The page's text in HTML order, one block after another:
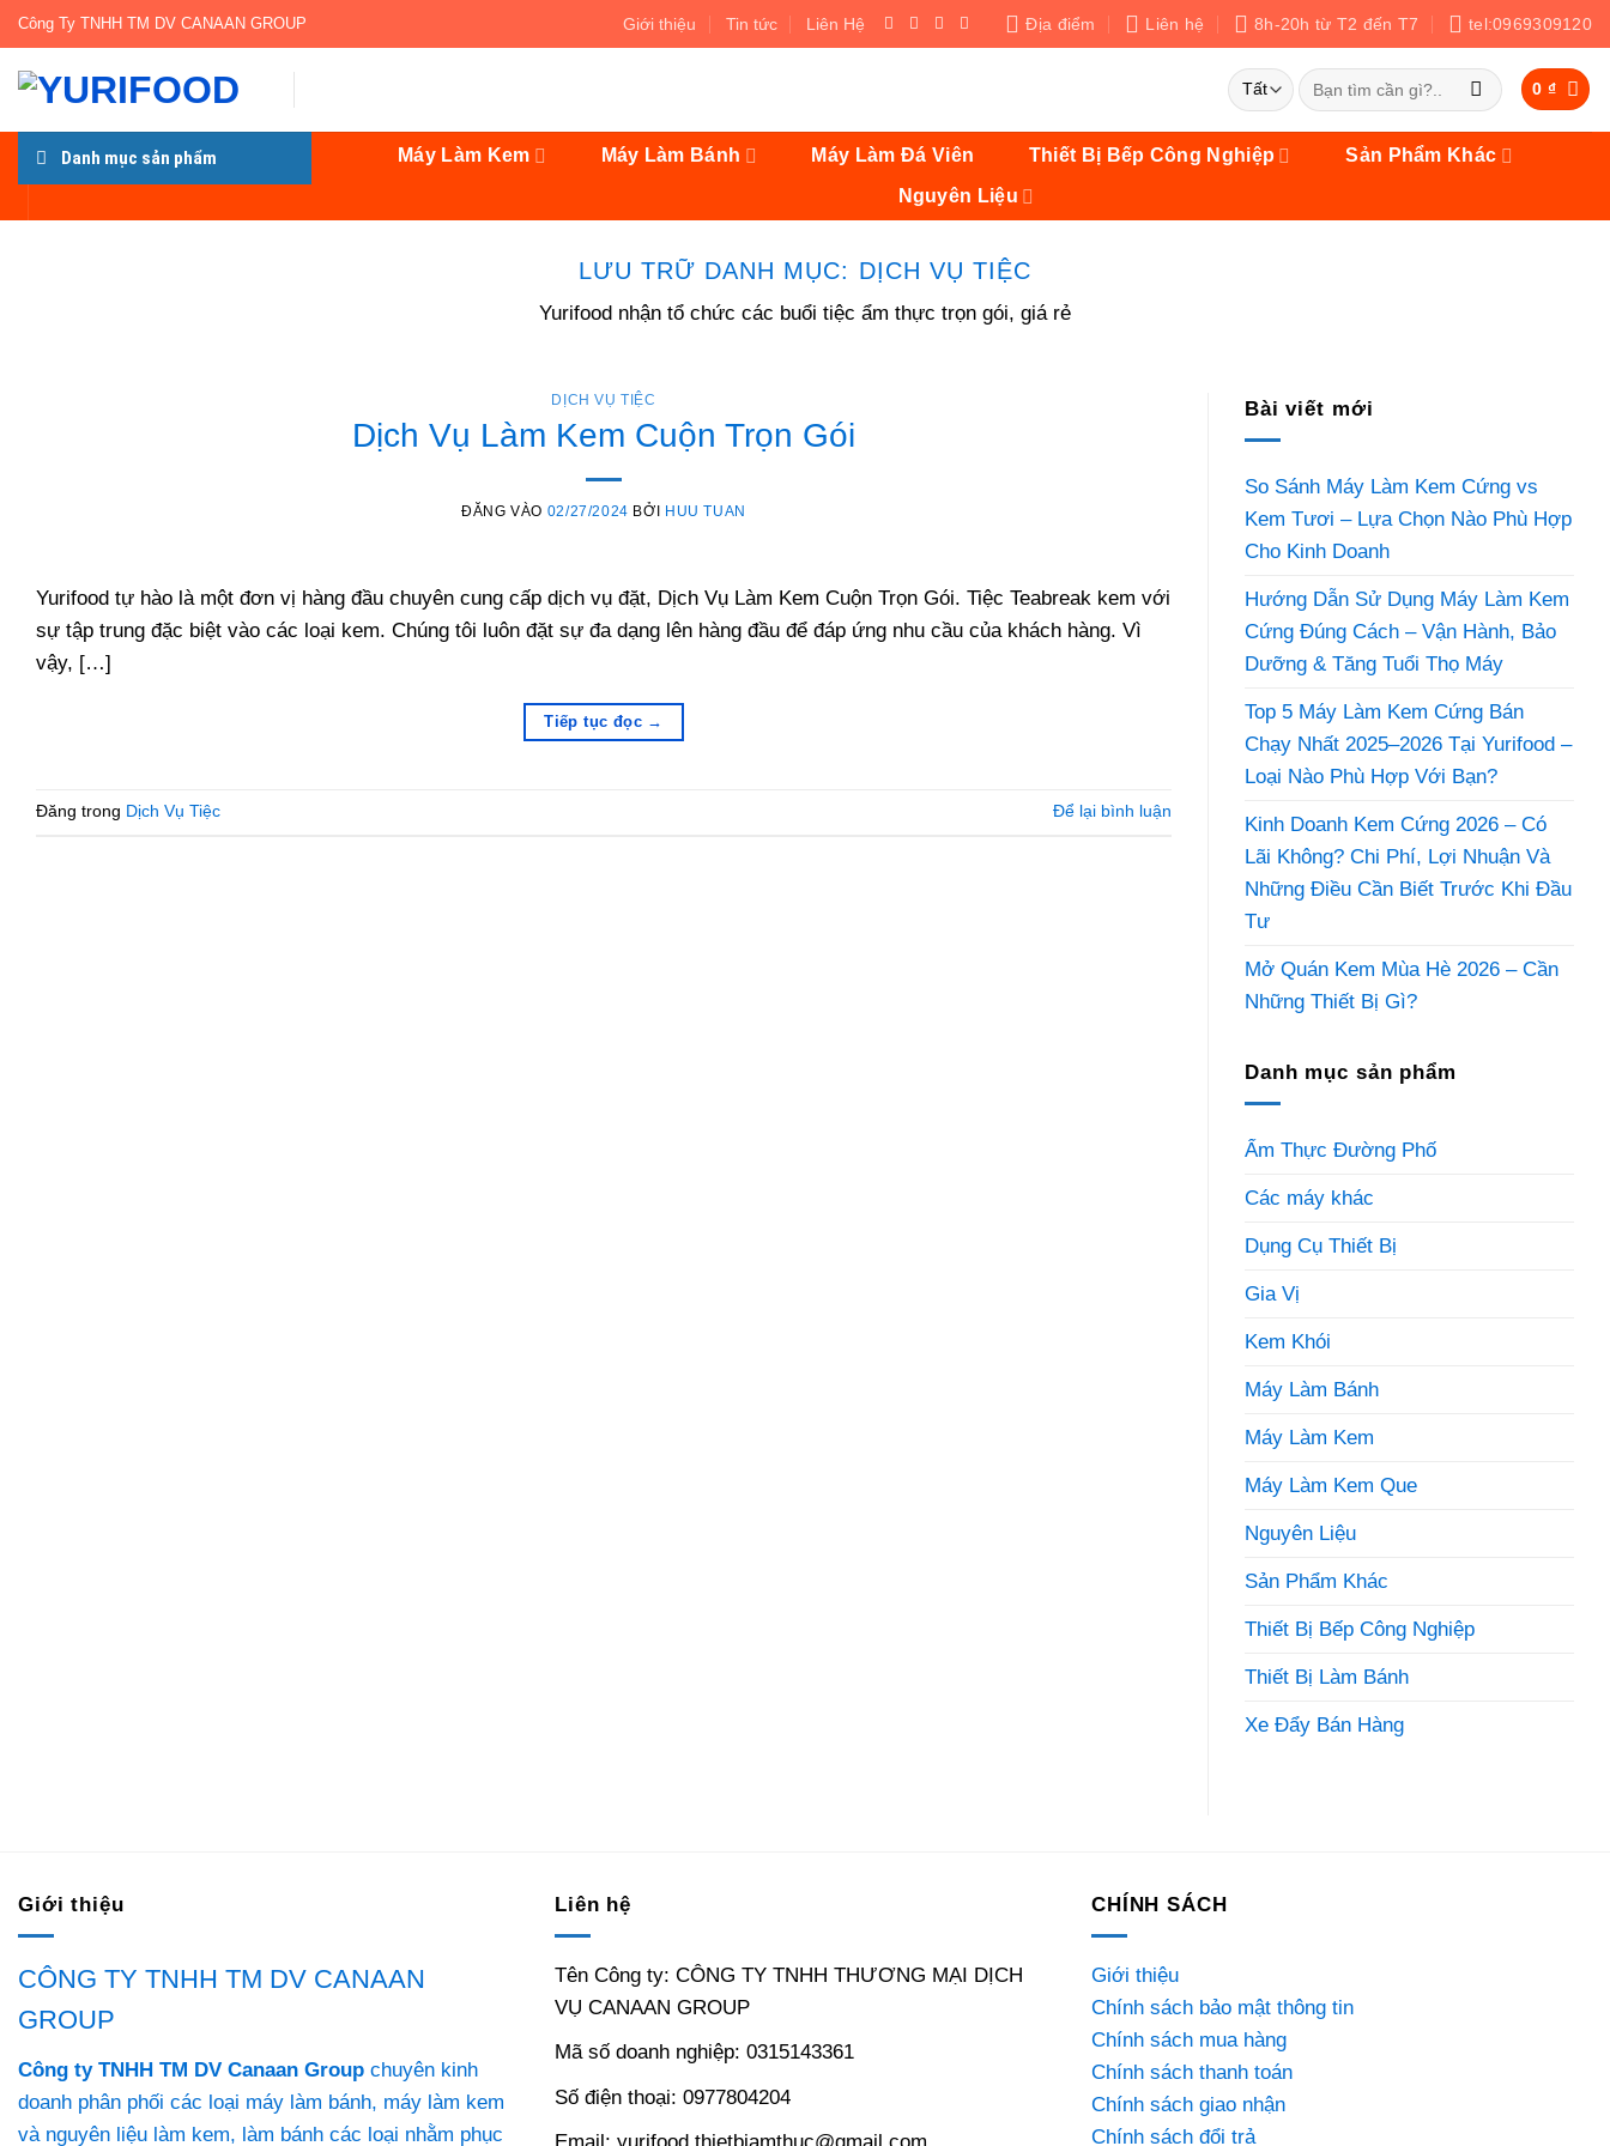
Bỏ
qua
nội
Công Ty TNHH TM DV CANAAN GROUP Giới thiệu Tin tức Liên Hệ Địa điểm Liên hệ 8h-20h từ T2 đến T7 tel:0969309120
Tìm
kiếm:
0₫
Danh mục sản phẩm Máy Làm Kem Máy Làm Bánh Máy Làm Đá Viên Thiết Bị Bếp Công Nghiệp
Sản Phẩm Khác
Nguyên Liệu
LƯU TRỮ DANH MỤC: DỊCH VỤ TIỆC
Yurifood nhận tổ chức các buổi tiệc ẩm thực trọn gói, giá rẻ
DỊCH VỤ TIỆC
Dịch Vụ Làm Kem Cuộn Trọn Gói
ĐĂNG VÀO 02/27/2024 BỞI HUU TUAN
Yurifood tự hào là một đơn vị hàng đầu chuyên cung cấp dịch vụ đặt, Dịch Vụ Làm Kem Cuộn Trọn Gói. Tiệc Teabreak kem với
sự tập trung đặc biệt vào các loại kem. Chúng tôi luôn đặt sự đa dạng lên hàng đầu để đáp ứng nhu cầu của khách hàng. Vì
vậy, […]
Tiếp tục đọc →
Đăng trong Dịch Vụ Tiệc Để lại bình luận
Bài viết mới
So Sánh Máy Làm Kem Cứng vs
Kem Tươi – Lựa Chọn Nào Phù Hợp
Cho Kinh Doanh
Hướng Dẫn Sử Dụng Máy Làm Kem
Cứng Đúng Cách – Vận Hành, Bảo
Dưỡng & Tăng Tuổi Thọ Máy
Top 5 Máy Làm Kem Cứng Bán
Chạy Nhất 2025–2026 Tại Yurifood –
Loại Nào Phù Hợp Với Bạn?
Kinh Doanh Kem Cứng 2026 – Có
Lãi Không? Chi Phí, Lợi Nhuận Và
Những Điều Cần Biết Trước Khi Đầu
Tư
Mở Quán Kem Mùa Hè 2026 – Cần
Những Thiết Bị Gì?
Danh mục sản phẩm
Ẩm Thực Đường Phố
Các máy khác
Dụng Cụ Thiết Bị
Gia Vị
Kem Khói
Máy Làm Bánh
Máy Làm Kem
Máy Làm Kem Que
Nguyên Liệu
Sản Phẩm Khác
Thiết Bị Bếp Công Nghiệp
Thiết Bị Làm Bánh
Xe Đẩy Bán Hàng
Giới thiệu
CÔNG TY TNHH TM DV CANAAN
GROUP
Công ty TNHH TM DV Canaan Group chuyên kinh
doanh phân phối các loại máy làm bánh, máy làm kem
và nguyên liệu làm kem, làm bánh các loại nhằm phục
Liên hệ
Tên Công ty: CÔNG TY TNHH THƯƠNG MẠI DỊCH
VỤ CANAAN GROUP
Mã số doanh nghiệp: 0315143361
Số điện thoại: 0977804204
CHÍNH SÁCH
Giới thiệu
Chính sách bảo mật thông tin
Chính sách mua hàng
Chính sách thanh toán
Chính sách giao nhận
Chính sách đổi trả